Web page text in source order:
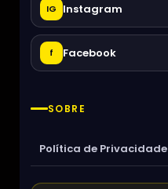
IG Instagram
f Facebook
SOBRE
Política de Privacidade